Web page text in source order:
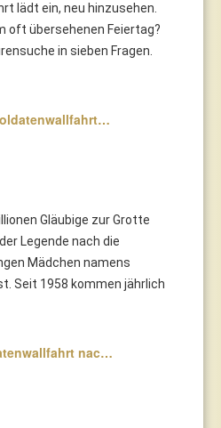
lädt ein, neu hinzusehen.
oft übersehenen Feiertag?
in sieben Fragen.
Gläubige zur Grotte
Legende nach die
Mädchen namens
Seit 1958 kommen jährlich
nac…